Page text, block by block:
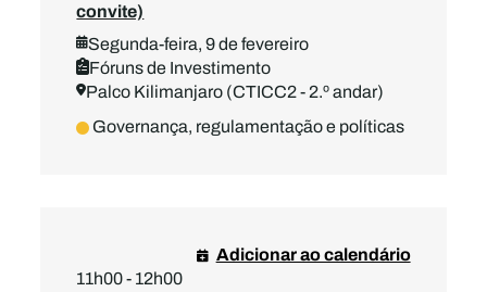
convite)
Segunda-feira, 9 de fevereiro
Fóruns de Investimento
Palco Kilimanjaro (CTICC2 - 2.º andar)
Governança, regulamentação e políticas
11h00 - 12h00
Adicionar ao calendário